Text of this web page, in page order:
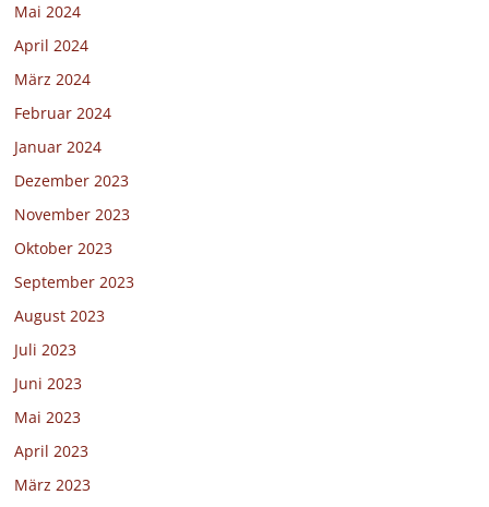
Mai 2024
April 2024
März 2024
Februar 2024
Januar 2024
Dezember 2023
November 2023
Oktober 2023
September 2023
August 2023
Juli 2023
Juni 2023
Mai 2023
April 2023
März 2023